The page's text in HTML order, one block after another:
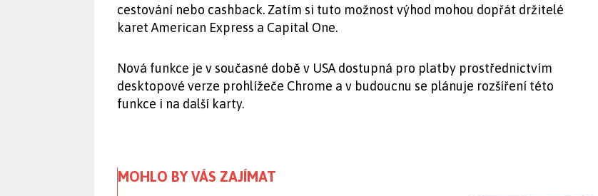
cestování nebo cashback. Zatím si tuto možnost výhod mohou dopřát držitelé
karet American Express a Capital One.
Nová funkce je v současné době v USA dostupná pro platby prostřednictvím
desktopové verze prohlížeče Chrome a v budoucnu se plánuje rozšíření této
funkce i na další karty.
MOHLO BY VÁS ZAJÍMAT